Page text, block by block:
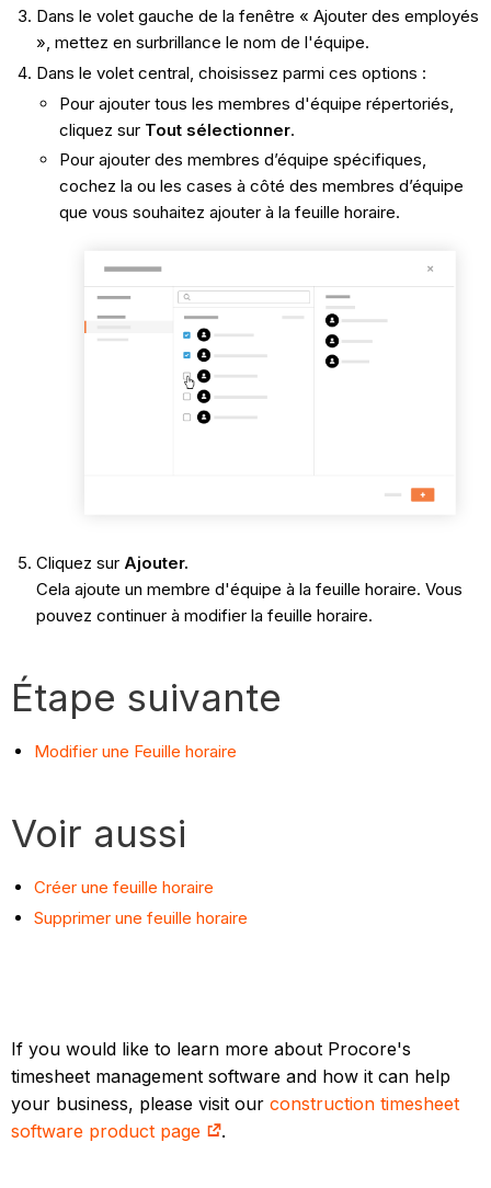
Dans le volet gauche de la fenêtre « Ajouter des employés
», mettez en surbrillance le nom de l'équipe.
Dans le volet central, choisissez parmi ces options :
Pour ajouter tous les membres d'équipe répertoriés,
cliquez sur Tout sélectionner.
Pour ajouter des membres d’équipe spécifiques,
cochez la ou les cases à côté des membres d’équipe
que vous souhaitez ajouter à la feuille horaire.
Cliquez sur Ajouter.
Cela ajoute un membre d'équipe à la feuille horaire. Vous
pouvez continuer à modifier la feuille horaire.
Étape suivante
Modifier une Feuille horaire
Voir aussi
Créer une feuille horaire
Supprimer une feuille horaire
If you would like to learn more about Procore's
timesheet management software and how it can help
your business, please visit ourconstruction timesheet
software product page
.